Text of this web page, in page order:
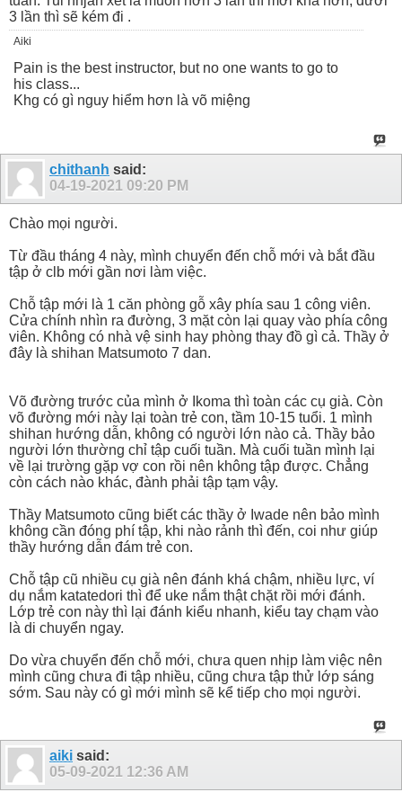
3 lần thì sẽ kém đi .
Aiki
Pain is the best instructor, but no one wants to go to
his class...
Khg có gì nguy hiểm hơn là võ miệng
chithanh said:
04-19-2021 09:20 PM
Chào mọi người.
Từ đầu tháng 4 này, mình chuyển đến chỗ mới và bắt đầu
tập ở clb mới gần nơi làm việc.
Chỗ tập mới là 1 căn phòng gỗ xây phía sau 1 công viên.
Cửa chính nhìn ra đường, 3 mặt còn lại quay vào phía công
viên. Không có nhà vệ sinh hay phòng thay đồ gì cả. Thầy ở
đây là shihan Matsumoto 7 dan.
Võ đường trước của mình ở Ikoma thì toàn các cụ già. Còn
võ đường mới này lại toàn trẻ con, tầm 10-15 tuổi. 1 mình
shihan hướng dẫn, không có người lớn nào cả. Thầy bảo
người lớn thường chỉ tập cuối tuần. Mà cuối tuần mình lại
về lại trường gặp vợ con rồi nên không tập được. Chẳng
còn cách nào khác, đành phải tập tạm vậy.
Thầy Matsumoto cũng biết các thầy ở Iwade nên bảo mình
không cần đóng phí tập, khi nào rảnh thì đến, coi như giúp
thầy hướng dẫn đám trẻ con.
Chỗ tập cũ nhiều cụ già nên đánh khá chậm, nhiều lực, ví
dụ nắm katatedori thì để uke nắm thật chặt rồi mới đánh.
Lớp trẻ con này thì lại đánh kiểu nhanh, kiểu tay chạm vào
là di chuyển ngay.
Do vừa chuyển đến chỗ mới, chưa quen nhịp làm việc nên
mình cũng chưa đi tập nhiều, cũng chưa tập thử lớp sáng
sớm. Sau này có gì mới mình sẽ kể tiếp cho mọi người.
aiki said:
05-09-2021 12:36 AM